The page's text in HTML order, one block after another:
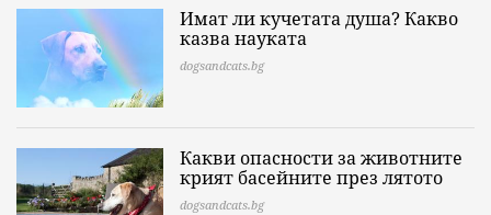
Имат ли кучетата душа? Какво
казва науката
dogsandcats.bg
Какви опасности за животните
крият басейните през лятото
dogsandcats.bg